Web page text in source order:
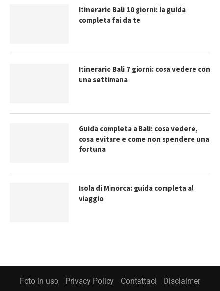
Itinerario Bali 10 giorni: la guida
completa fai da te
Itinerario Bali 7 giorni: cosa vedere con
una settimana
Guida completa a Bali: cosa vedere,
cosa evitare e come non spendere una
fortuna
Isola di Minorca: guida completa al
viaggio
Foto in uso Privacy Policy Contattaci Disclaimer